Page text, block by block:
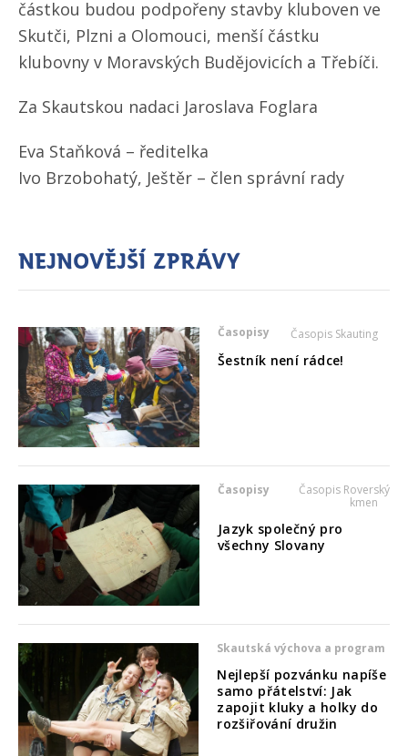
částkou budou podpořeny stavby kluboven ve
Skutči, Plzni a Olomouci, menší částku
klubovny v Moravských Budějovicích a Třebíči.
Za Skautskou nadaci Jaroslava Foglara
Eva Staňková – ředitelka
Ivo Brzobohatý, Ještěr – člen správní rady
Nejnovější zprávy
Časopisy Časopis Skauting
Šestník není rádce!
Časopisy
Časopis Roverský
kmen
Jazyk společný pro
všechny Slovany
Skautská výchova a program
Nejlepší pozvánku napíše
samo přátelství: Jak
zapojit kluky a holky do
rozšiřování družin